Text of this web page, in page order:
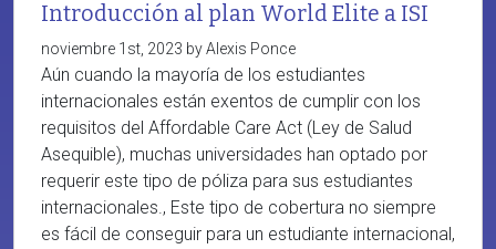
Introducción al plan World Elite a ISI
noviembre 1st, 2023 by Alexis Ponce
Aún cuando la mayoría de los estudiantes
internacionales están exentos de cumplir con los
requisitos del Affordable Care Act (Ley de Salud
Asequible), muchas universidades han optado por
requerir este tipo de póliza para sus estudiantes
internacionales., Este tipo de cobertura no siempre
es fácil de conseguir para un estudiante internacional,